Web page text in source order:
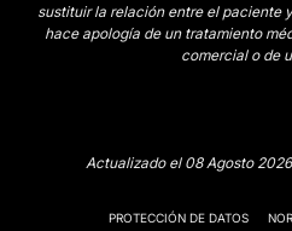
sustituir la relación entre el paciente
hace apología de un tratamiento
comercial o de
Actualizado el 08 Agosto
PROTECCIÓN DE DATOS